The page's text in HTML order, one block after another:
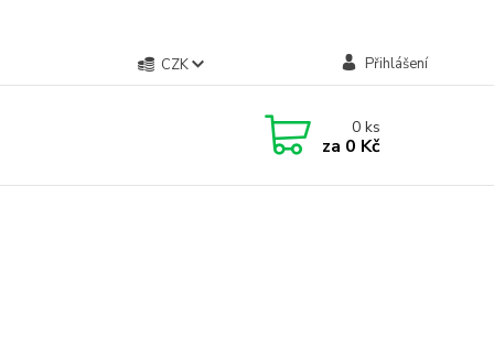
CZK Přihlášení
0ks
za 0 Kč